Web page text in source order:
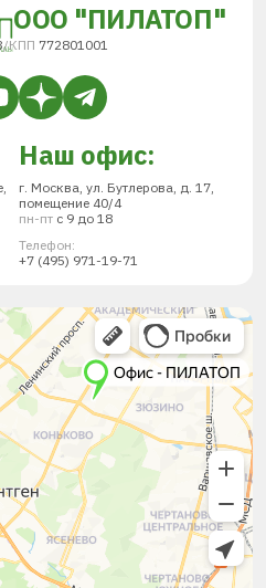
ООО "ПИЛАТОП"
/КПП 772801001
Наш офис:
г. Москва, ул. Бутлерова, д. 17,
помещение 40/4
пн-пт с 9 до 18
Телефон:
+7 (495) 971-19-71